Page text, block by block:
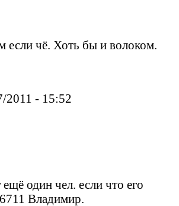
если чё. Хоть бы и волоком.
2011 - 15:52
один чел. если что его
Владимир.